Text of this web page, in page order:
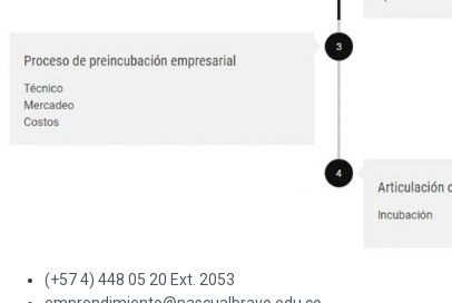
(+57 4) 448 05 20 Ext. 2053